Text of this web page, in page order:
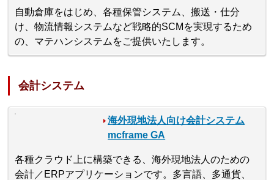
自動倉庫をはじめ、各種保管システム、搬送・仕分
け、物流情報システムなど戦略的SCMを実現するため
の、マテハンシステムをご提供いたします。
会計システム
海外現地法人向け会計システム
mcframe GA
各種クラウド上に構築できる、海外現地法人のための
会計／ERPアプリケーションです。多言語、多通貨、